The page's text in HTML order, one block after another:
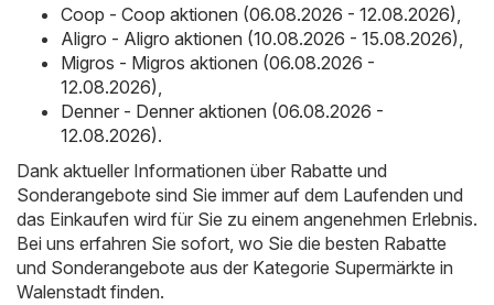
Coop - Coop aktionen (06.08.2026 - 12.08.2026),
Aligro - Aligro aktionen (10.08.2026 - 15.08.2026),
Migros - Migros aktionen (06.08.2026 -
12.08.2026),
Denner - Denner aktionen (06.08.2026 -
12.08.2026).
Dank aktueller Informationen über Rabatte und
Sonderangebote sind Sie immer auf dem Laufenden und
das Einkaufen wird für Sie zu einem angenehmen Erlebnis.
Bei uns erfahren Sie sofort, wo Sie die besten Rabatte
und Sonderangebote aus der Kategorie Supermärkte in
Walenstadt finden.